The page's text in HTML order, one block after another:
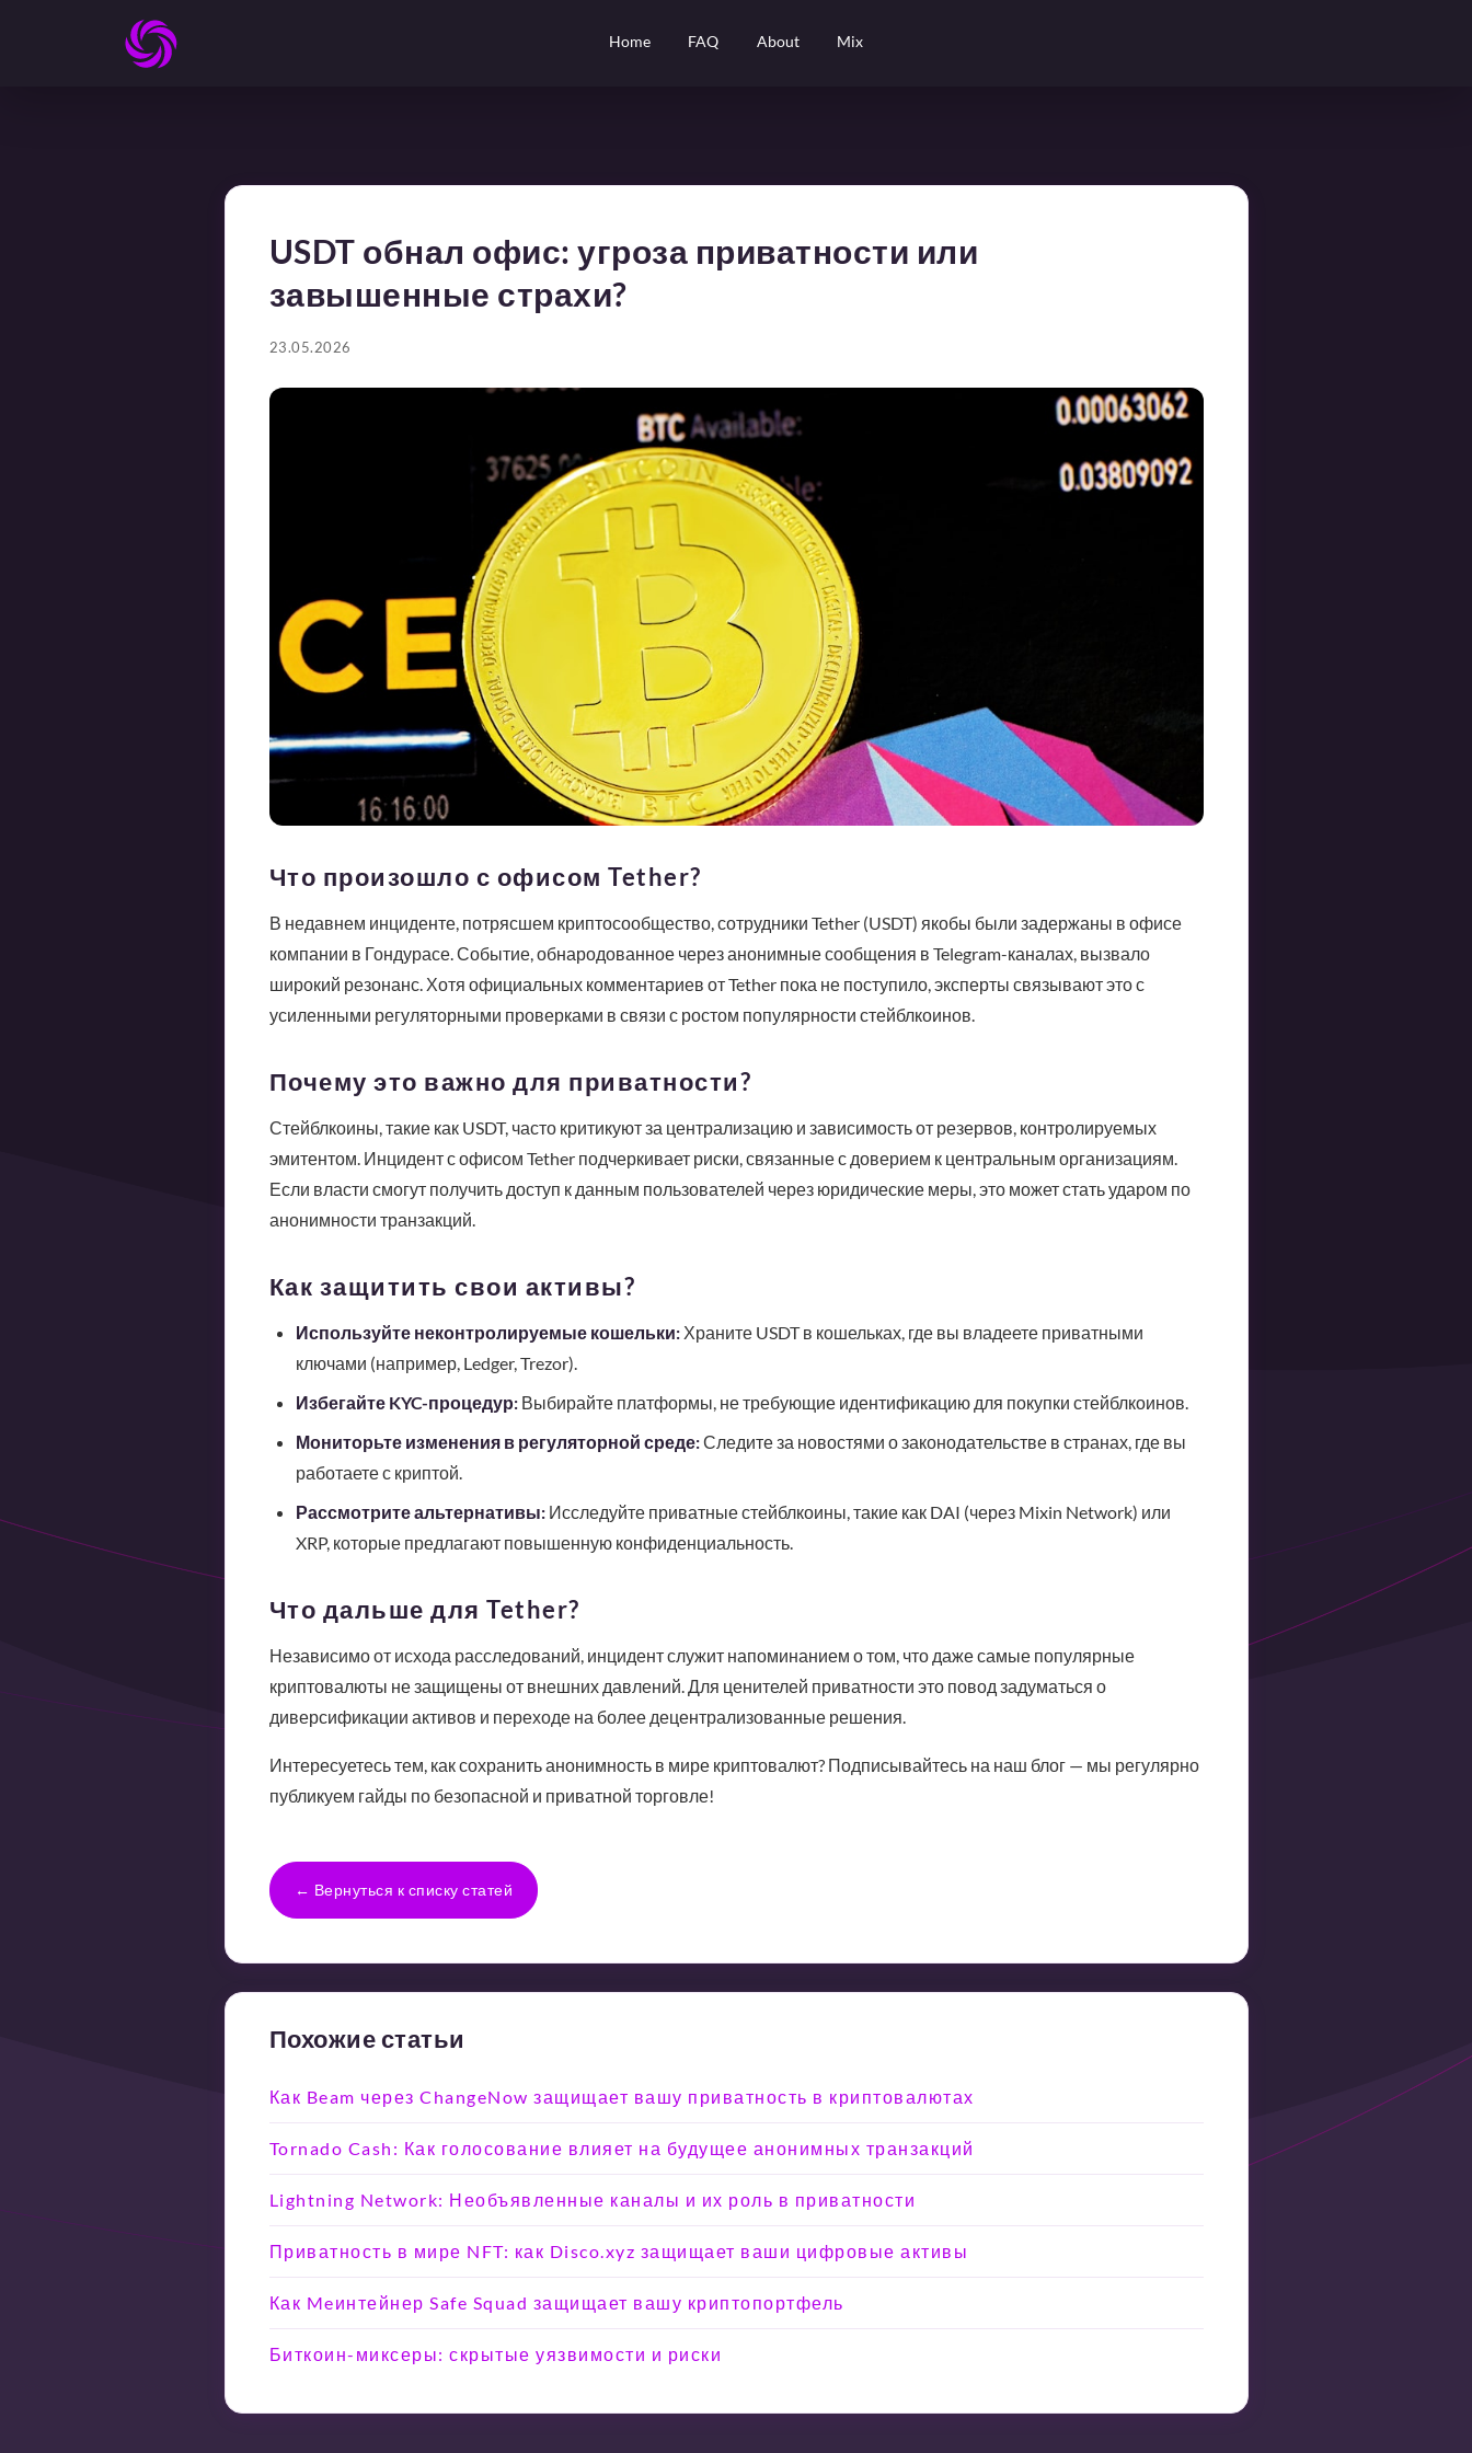
Home FAQ About Mix
USDT обнал офис: угроза приватности или
завышенные страхи?
23.05.2026
Что произошло с офисом Tether?
В недавнем инциденте, потрясшем криптосообщество, сотрудники Tether (USDT) якобы были задержаны в офисе
компании в Гондурасе. Событие, обнародованное через анонимные сообщения в Telegram-каналах, вызвало
широкий резонанс. Хотя официальных комментариев от Tether пока не поступило, эксперты связывают это с
усиленными регуляторными проверками в связи с ростом популярности стейблкоинов.
Почему это важно для приватности?
Стейблкоины, такие как USDT, часто критикуют за централизацию и зависимость от резервов, контролируемых
эмитентом. Инцидент с офисом Tether подчеркивает риски, связанные с доверием к центральным организациям.
Если власти смогут получить доступ к данным пользователей через юридические меры, это может стать ударом по
анонимности транзакций.
Как защитить свои активы?
Используйте неконтролируемые кошельки:Храните USDT в кошельках, где вы владеете приватными
ключами (например, Ledger, Trezor).
Избегайте KYC-процедур:Выбирайте платформы, не требующие идентификацию для покупки стейблкоинов.
Мониторьте изменения в регуляторной среде:Следите за новостями о законодательстве в странах, где вы
работаете с криптой.
Рассмотрите альтернативы:Исследуйте приватные стейблкоины, такие как DAI (через Mixin Network) или
XRP, которые предлагают повышенную конфиденциальность.
Что дальше для Tether?
Независимо от исхода расследований, инцидент служит напоминанием о том, что даже самые популярные
криптовалюты не защищены от внешних давлений. Для ценителей приватности это повод задуматься о
диверсификации активов и переходе на более децентрализованные решения.
Интересуетесь тем, как сохранить анонимность в мире криптовалют? Подписывайтесь на наш блог — мы регулярно
публикуем гайды по безопасной и приватной торговле!
← Вернуться к списку статей
Похожие статьи
Как Beam через ChangeNow защищает вашу приватность в криптовалютах
Tornado Cash: Как голосование влияет на будущее анонимных транзакций
Lightning Network: Необъявленные каналы и их роль в приватности
Приватность в мире NFT: как Disco.xyz защищает ваши цифровые активы
Как Meинтейнер Safe Squad защищает вашу криптопортфель
Биткоин-миксеры: скрытые уязвимости и риски